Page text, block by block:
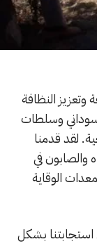
وتعزيز النظافة
وسلطات
لقد قدمنا
والصابون في
الوقاية
استجابتنا بشكل